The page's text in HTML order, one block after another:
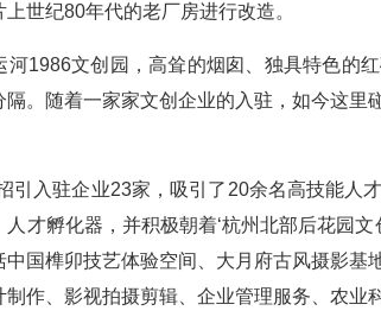
世纪80年代的老厂房进行改造。
河1986文创园，高耸的烟囱、独具特色的
隔。随着一家家文创企业的入驻，如今这
引入驻企业23家，吸引了20余名高技能人
才孵化器，并积极朝着‘杭州北部后花园
中国榫卯技艺体验空间、大月府古风摄影
作、影视拍摄剪辑、企业管理服务、农业